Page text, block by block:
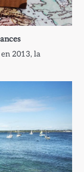
2013, la